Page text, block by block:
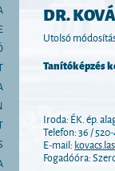
DR.
Utolsó
Tanítóképzés
Iroda: ÉK. ép.
Telefon: 36 /
E-mail:
Fogadóóra: